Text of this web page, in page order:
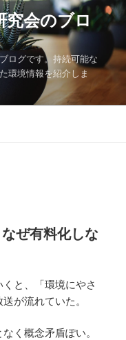
究会のブロ
ログです。持続可能な
環境情報を紹介しま
ぜ有料化しな
と、「環境にやさ
が流れていた。
く概念矛盾ぽい。